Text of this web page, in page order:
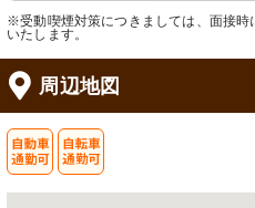
※受動喫煙対策につきましては、面接時
いたします。
周辺地図